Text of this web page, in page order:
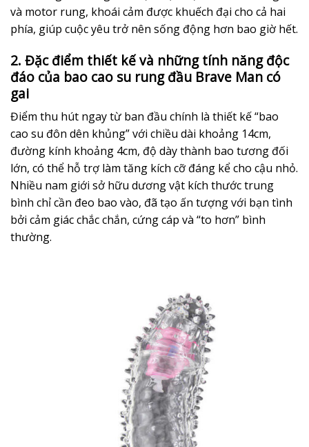
và motor rung, khoái cảm được khuếch đại cho cả hai
phía, giúp cuộc yêu trở nên sống động hơn bao giờ hết.
2. Đặc điểm thiết kế và những tính năng độc
đáo của bao cao su rung đầu Brave Man có
gai
Điểm thu hút ngay từ ban đầu chính là thiết kế “bao
cao su đôn dên khủng” với chiều dài khoảng 14cm,
đường kính khoảng 4cm, độ dày thành bao tương đối
lớn, có thể hỗ trợ làm tăng kích cỡ đáng kể cho cậu nhỏ.
Nhiều nam giới sở hữu dương vật kích thước trung
bình chỉ cần đeo bao vào, đã tạo ấn tượng với bạn tình
bởi cảm giác chắc chắn, cứng cáp và “to hơn” bình
thường.